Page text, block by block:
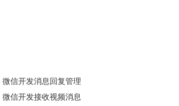
微信开发消息回复管理
微信开发接收视频消息